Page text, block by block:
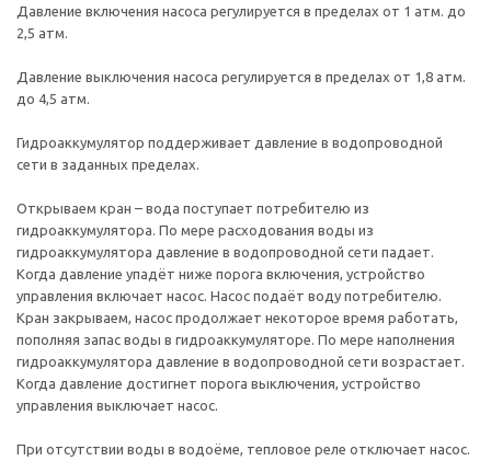
Давление включения насоса регулируется в пределах от 1 атм. до
2,5 атм.
Давление выключения насоса регулируется в пределах от 1,8 атм.
до 4,5 атм.
Гидроаккумулятор поддерживает давление в водопроводной
сети в заданных пределах.
Открываем кран – вода поступает потребителю из
гидроаккумулятора. По мере расходования воды из
гидроаккумулятора давление в водопроводной сети падает.
Когда давление упадёт ниже порога включения, устройство
управления включает насос. Насос подаёт воду потребителю.
Кран закрываем, насос продолжает некоторое время работать,
пополняя запас воды в гидроаккумуляторе. По мере наполнения
гидроаккумулятора давление в водопроводной сети возрастает.
Когда давление достигнет порога выключения, устройство
управления выключает насос.
При отсутствии воды в водоёме, тепловое реле отключает насос.